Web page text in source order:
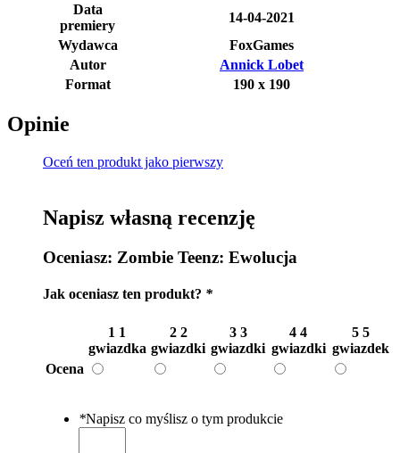
Data
premiery
14-04-2021
Wydawca
FoxGames
Autor
Annick Lobet
Format
190 x 190
Opinie
Oceń ten produkt jako pierwszy
Napisz własną recenzję
Oceniasz: Zombie Teenz: Ewolucja
Jak oceniasz ten produkt? *
1 1
gwiazdka
2 2
gwiazdki
3 3
gwiazdki
4 4
gwiazdki
5 5
gwiazdek
Ocena
*Napisz co myślisz o tym produkcie